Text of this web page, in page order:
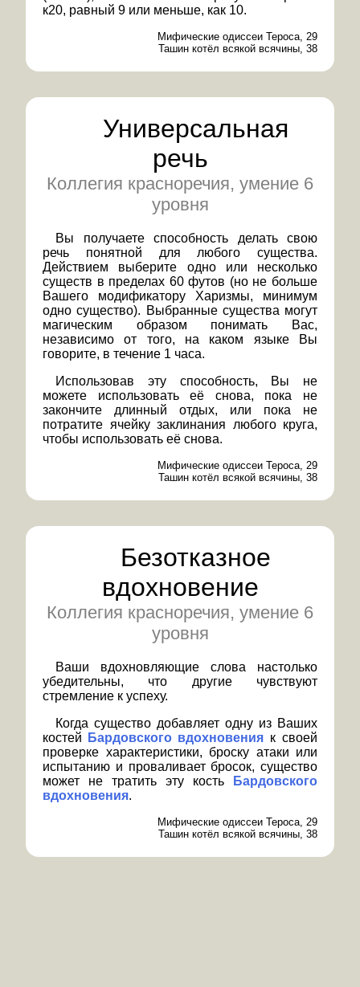
к20, равный 9 или меньше, как 10.
Мифические одиссеи Тероса, 29
Ташин котёл всякой всячины, 38
Универсальная
речь
Коллегия красноречия, умение 6
уровня
Вы получаете способность делать свою
речь понятной для любого существа.
Действием выберите одно или несколько
существ в пределах 60 футов (но не больше
Вашего модификатору Харизмы, минимум
одно существо). Выбранные существа могут
магическим образом понимать Вас,
независимо от того, на каком языке Вы
говорите, в течение 1 часа.
Использовав эту способность, Вы не
можете использовать её снова, пока не
закончите длинный отдых, или пока не
потратите ячейку заклинания любого круга,
чтобы использовать её снова.
Мифические одиссеи Тероса, 29
Ташин котёл всякой всячины, 38
Безотказное
вдохновение
Коллегия красноречия, умение 6
уровня
Ваши вдохновляющие слова настолько
убедительны, что другие чувствуют
стремление к успеху.
Когда существо добавляет одну из Ваших
костей
Бардовского вдохновения к своей
проверке характеристики, броску атаки или
испытанию и проваливает бросок, существо
может не тратить эту кость
Бардовского
вдохновения.
Мифические одиссеи Тероса, 29
Ташин котёл всякой всячины, 38